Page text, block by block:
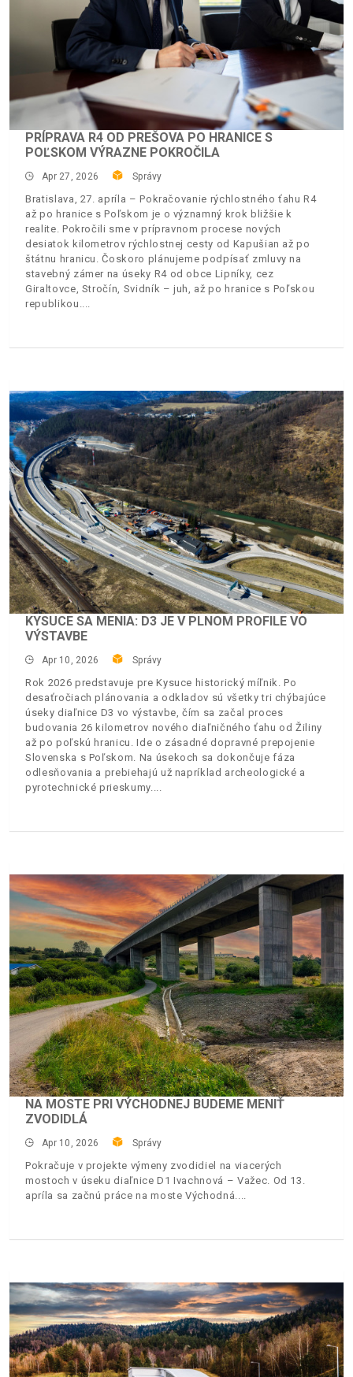
PRÍPRAVA R4 OD PREŠOVA PO HRANICE S
POĽSKOM VÝRAZNE POKROČILA
Apr 27, 2026 Správy
Bratislava, 27. apríla – Pokračovanie rýchlostného ťahu R4
až po hranice s Poľskom je o významný krok bližšie k
realite. Pokročili sme v prípravnom procese nových
desiatok kilometrov rýchlostnej cesty od Kapušian až po
štátnu hranicu. Čoskoro plánujeme podpísať zmluvy na
stavebný zámer na úseky R4 od obce Lipníky, cez
Giraltovce, Stročín, Svidník – juh, až po hranice s Poľskou
republikou.
KYSUCE SA MENIA: D3 JE V PLNOM PROFILE VO
VÝSTAVBE
Apr 10, 2026 Správy
Rok 2026 predstavuje pre Kysuce historický míľnik. Po
desaťročiach plánovania a odkladov sú všetky tri chýbajúce
úseky diaľnice D3 vo výstavbe, čím sa začal proces
budovania 26 kilometrov nového diaľničného ťahu od Žiliny
až po poľskú hranicu. Ide o zásadné dopravné prepojenie
Slovenska s Poľskom. Na úsekoch sa dokončuje fáza
odlesňovania a prebiehajú už napríklad archeologické a
pyrotechnické prieskumy.
NA MOSTE PRI VÝCHODNEJ BUDEME MENIŤ
ZVODIDLÁ
Apr 10, 2026 Správy
Pokračuje v projekte výmeny zvodidiel na viacerých
mostoch v úseku diaľnice D1 Ivachnová – Važec. Od 13.
apríla sa začnú práce na moste Východná.